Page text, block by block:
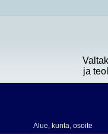
ja
Alue, kunta, osoite